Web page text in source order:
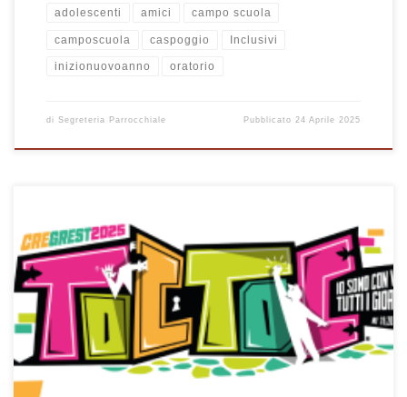
adolescenti amici campo scuola
camposcuola caspoggio Inclusivi
inizionuovoanno oratorio
di Segreteria Parrocchiale Pubblicato 24 Aprile 2025
amicizia, divertimento ... ma anche crescita e scoperta del valore del
"dono" . I ragazzi più grandi fanno dono del loro tempo ai bimbi più
piccoli. Tanti adulti (volontari) danno il loro tempo come "dono" per
organizzare, gestire e vivere i vari momenti. Dall'accoglienza, alla
preparazione e pulizia della mensa, all'accompagnamento nelle
uscite ... alla gestione contabile/amministrativa. C'è posto per tutti e
anche una piccola disponibilkità è preziosa. Anche un aiuto
economico è bene accetto: sia per copreire tutti i costi, ma anche
per aiutare chi è in difficoltà. L'estate è un momento per stare